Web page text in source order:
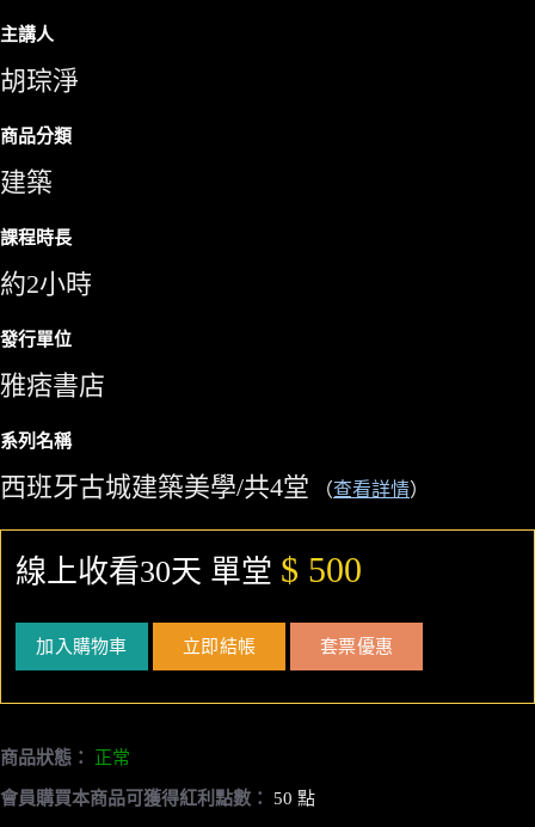
主講人
胡琮淨
商品分類
建築
課程時長
約2小時
發行單位
雅痞書店
系列名稱
西班牙古城建築美學/共4堂 （查看詳情）
線上收看30天 單堂 $ 500
加入購物車 立即結帳 套票優惠
商品狀態： 正常
會員購買本商品可獲得紅利點數： 50 點